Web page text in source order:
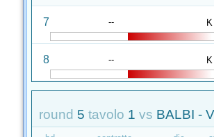
7 -- K
8 -- K
round 5 tavolo 1 vs BALBI -